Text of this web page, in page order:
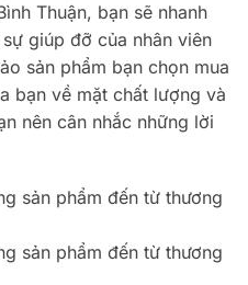
Thuận, bạn sẽ nhanh
giúp đỡ của nhân viên
sản phẩm bạn chọn mua
bạn về mặt chất lượng và
nên cân nhắc những lời